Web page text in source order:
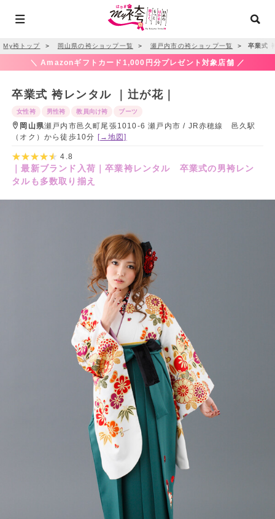
My袴トップ ＞ 岡山県の袴ショップ一覧 ＞ 瀬戸内市の袴ショップ一覧 ＞ 卒業式
＼ Amazonギフトカード1,000円分プレゼント対象店舗 ／
卒業式 袴レンタル ｜辻が花｜
女性袴 男性袴 教員向け袴 ブーツ
岡山県瀬戸内市邑久町尾張1010-6 瀬戸内市 / JR赤穂線 邑久駅
（オク）から徒歩10分 [→地図]
4.8
｜最新ブランド入荷｜卒業袴レンタル 卒業式の男袴レン
タルも多数取り揃え